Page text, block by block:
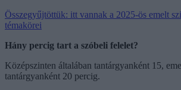
Összegyűjtöttük: itt vannak a 2025-ös emelt
témakörei
Hány percig tart a szóbeli felelet?
Középszinten általában tantárgyanként 15,
tantárgyanként 20 percig.